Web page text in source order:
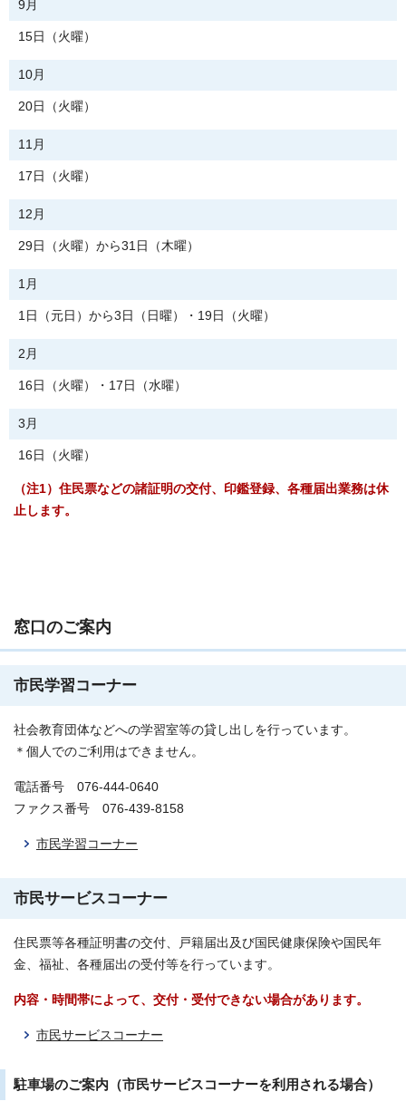
9月
15日（火曜）
10月
20日（火曜）
11月
17日（火曜）
12月
29日（火曜）から31日（木曜）
1月
1日（元日）から3日（日曜）・19日（火曜）
2月
16日（火曜）・17日（水曜）
3月
16日（火曜）
（注1）住民票などの諸証明の交付、印鑑登録、各種届出業務は休
止します。
窓口のご案内
市民学習コーナー
社会教育団体などへの学習室等の貸し出しを行っています。
＊個人でのご利用はできません。
電話番号 076-444-0640
ファクス番号 076-439-8158
市民学習コーナー
市民サービスコーナー
住民票等各種証明書の交付、戸籍届出及び国民健康保険や国民年
金、福祉、各種届出の受付等を行っています。
内容・時間帯によって、交付・受付できない場合があります。
市民サービスコーナー
駐車場のご案内（市民サービスコーナーを利用される場合）